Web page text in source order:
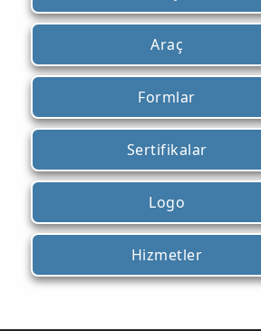
Araç
Formlar
Sertifikalar
Logo
Hizmetler